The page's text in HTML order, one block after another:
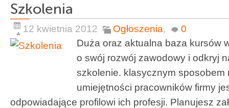
Szkolenia
12 kwietnia 2012 Ogłoszenia,
0
Duża oraz aktualna baza kursów
o swój rozwój zawodowy i odkryj
szkolenie. klasycznym sposobem
umiejętności pracowników firmy
odpowiadające profilowi ich profesji. Planujesz